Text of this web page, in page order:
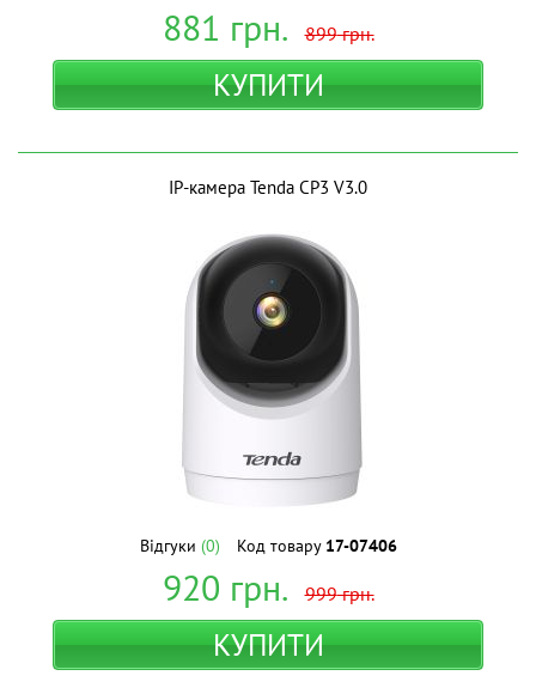
881 грн. 899грн.
КУПИТИ
IP-камера Tenda CP3 V3.0
Відгуки (0) Код товару 17-07406
920 грн. 999грн.
КУПИТИ